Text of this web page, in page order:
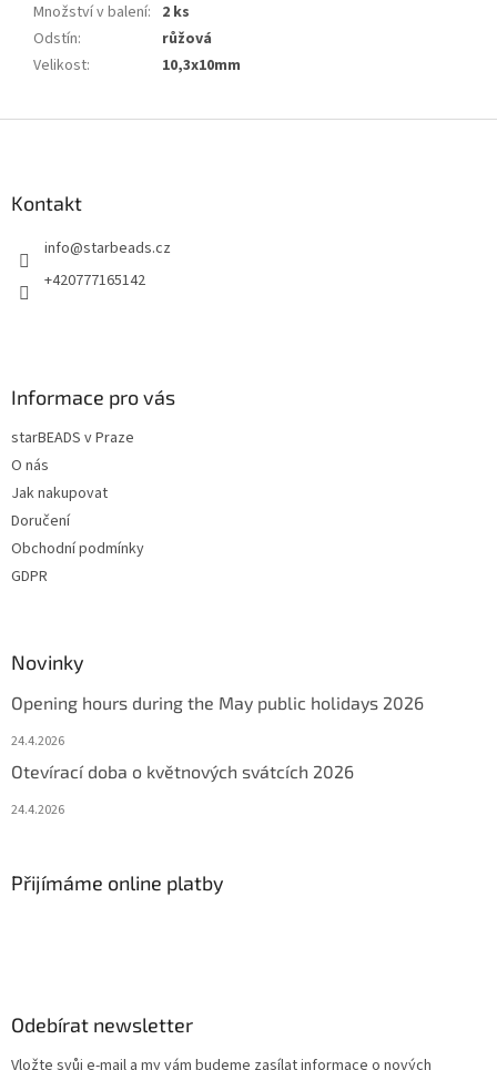
Množství v balení: 2 ks
Odstín:
růžová
Velikost: 10,3x10mm
Kontakt
info@starbeads.cz
+420777165142
Informace pro vás
starBEADS v Praze
O nás
Jak nakupovat
Doručení
Obchodní podmínky
GDPR
Novinky
Opening hours during the May public holidays 2026
24.4.2026
Otevírací doba o květnových svátcích 2026
24.4.2026
Přijímáme online platby
Odebírat newsletter